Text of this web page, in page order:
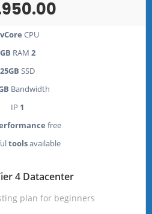
CPU
2 GB
RAM
25GB SSD
Bandwidth
1
free
toolsavailable
4 Datacenter.
plan for beginners